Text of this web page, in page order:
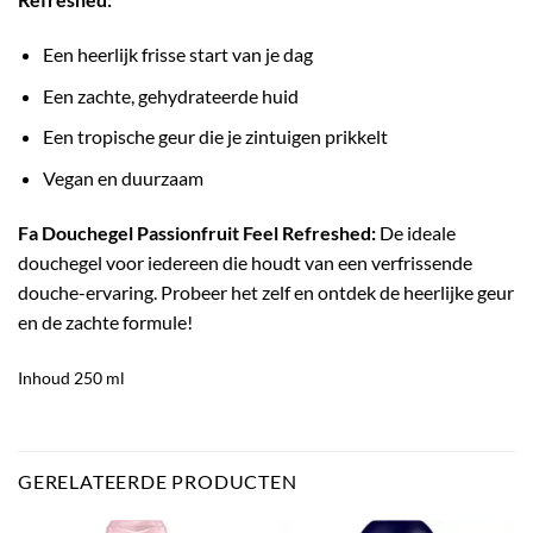
Een heerlijk frisse start van je dag
Een zachte, gehydrateerde huid
Een tropische geur die je zintuigen prikkelt
Vegan en duurzaam
Fa Douchegel Passionfruit Feel Refreshed: De ideale
douchegel voor iedereen die houdt van een verfrissende
douche-ervaring. Probeer het zelf en ontdek de heerlijke geur
en de zachte formule!
Inhoud 250 ml
GERELATEERDE PRODUCTEN